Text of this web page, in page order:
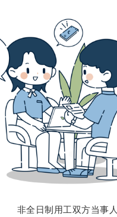
非全日制用工双方当事人